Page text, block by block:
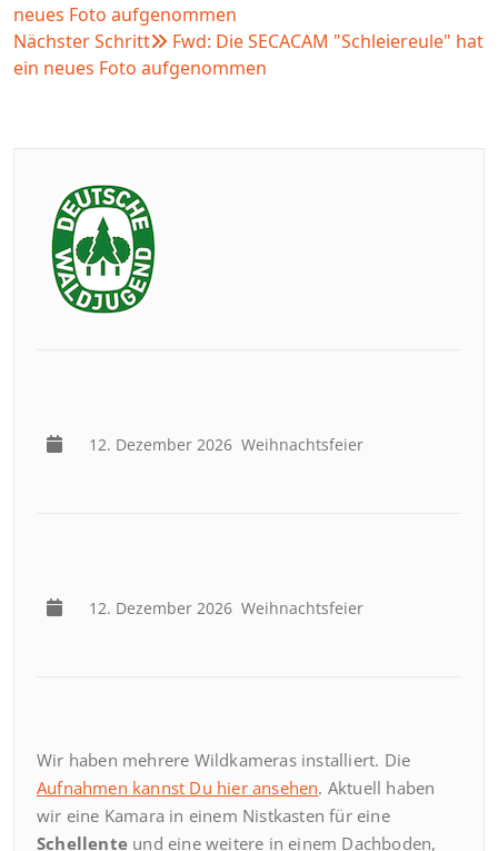
neues Foto aufgenommen
Nächster Schritt
Fwd: Die SECACAM "Schleiereule" hat
ein neues Foto aufgenommen
12. Dezember 2026 Weihnachtsfeier
12. Dezember 2026 Weihnachtsfeier
Wir haben mehrere Wildkameras installiert. Die
Aufnahmen kannst Du hier ansehen. Aktuell haben
wir eine Kamara in einem Nistkasten für eine
Schellente und eine weitere in einem Dachboden,